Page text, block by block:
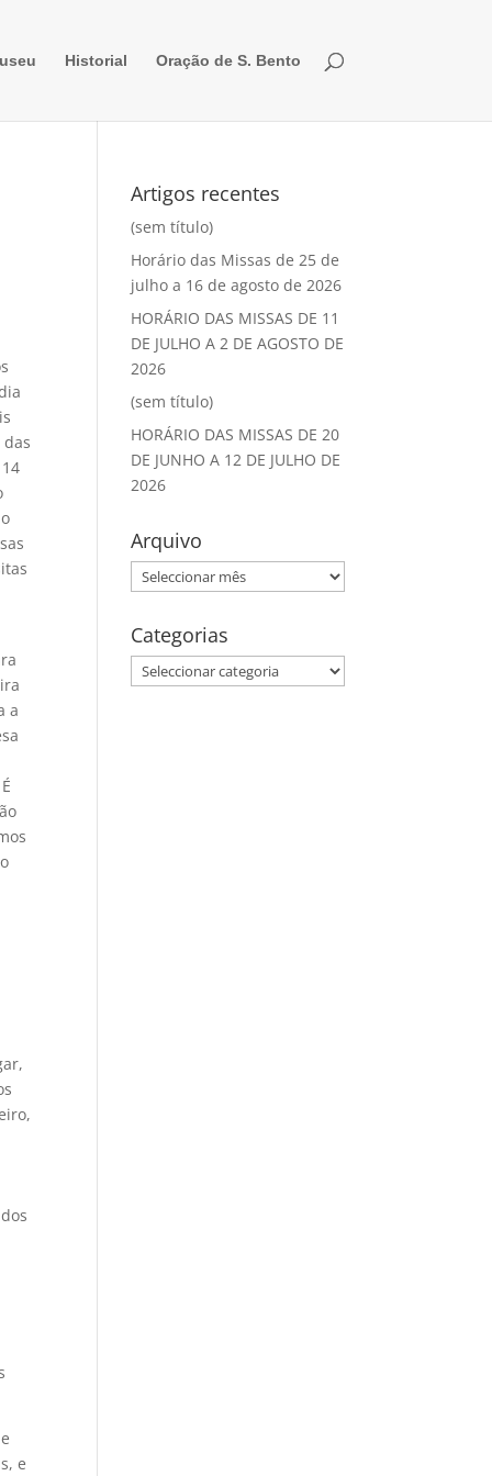
Historial Oração de S. Bento
a
e
Artigos recentes
(sem título)
Horário das Missas de 25 de
julho a 16 de agosto de 2026
HORÁRIO DAS MISSAS DE 11
DE JULHO A 2 DE AGOSTO DE
2026
(sem título)
HORÁRIO DAS MISSAS DE 20
DE JUNHO A 12 DE JULHO DE
2026
Arquivo
Arquivo
Categorias
Categorias